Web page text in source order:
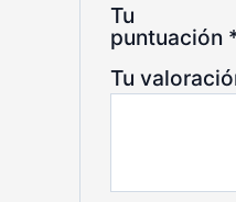
Tu
puntuación
Tu